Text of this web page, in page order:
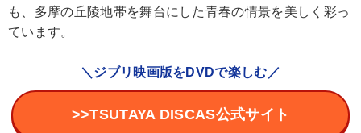
も、多摩の丘陵地帯を舞台にした青春の情景を美しく彩っ
ています。
＼ジブリ映画版をDVDで楽しむ／
>>TSUTAYA DISCAS公式サイト